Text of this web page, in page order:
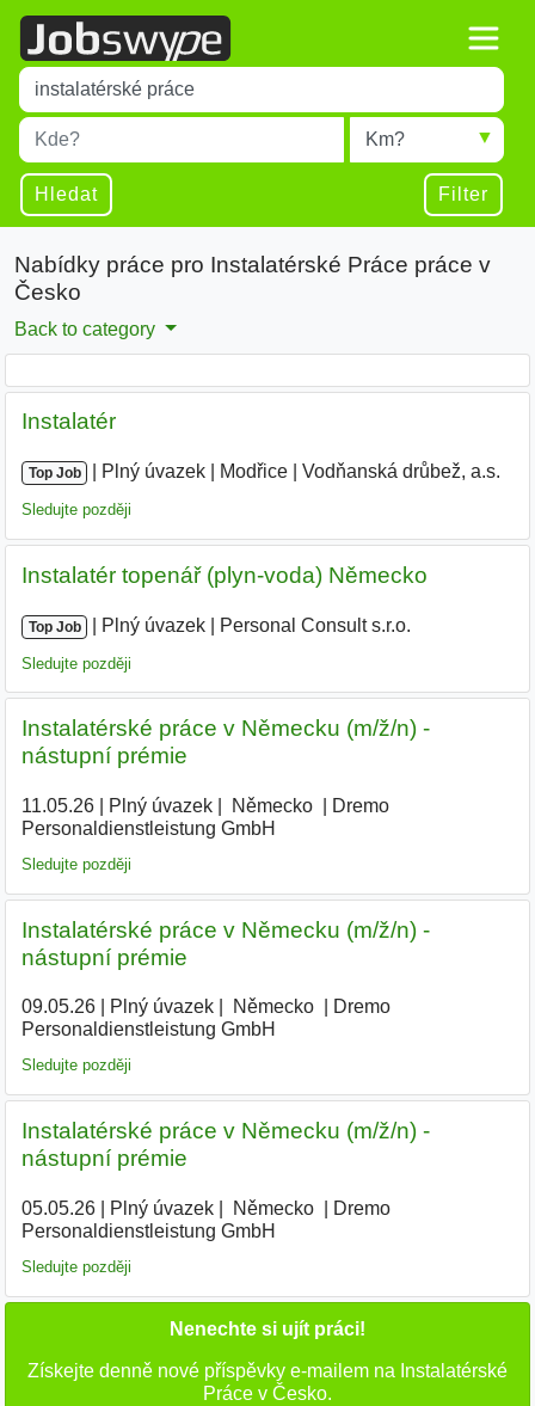
Title
Type 1 or more characters for results.
Místo
Type 1 or more characters for results.
Radius
Hledat Filter
Nabídky práce pro Instalatérské Práce práce v
Česko
Back to category
Instalatér
Top Job Plný úvazek Modřice Vodňanská drůbež, a.s.
Sledujte později
Instalatér topenář (plyn-voda) Německo
Top Job Plný úvazek Personal Consult s.r.o.
Sledujte později
Instalatérské práce v Německu (m/ž/n) -
nástupní prémie
11.05.26| Plný úvazek| Německo
Dremo
Personaldienstleistung GmbH
Sledujte později
Instalatérské práce v Německu (m/ž/n) -
nástupní prémie
09.05.26| Plný úvazek| Německo
Dremo
Personaldienstleistung GmbH
Sledujte později
Instalatérské práce v Německu (m/ž/n) -
nástupní prémie
05.05.26| Plný úvazek| Německo
Dremo
Personaldienstleistung GmbH
Sledujte později
Nenechte si ujít práci!
Získejte denně nové příspěvky e-mailem na Instalatérské
Práce v Česko.